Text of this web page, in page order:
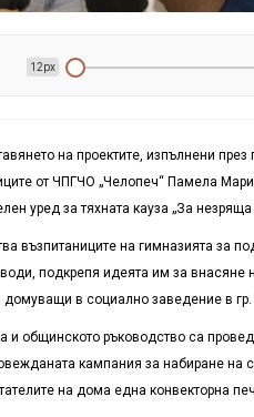
12px
на проектите, изпълнени
от ЧПГЧО „Челопеч“ Памела
уред за тяхната кауза „За
възпитаниците на гимназията за
подкрепя идеята им за внасяне
домуващи в социално заведение в
общинското ръководство са
кампания за набиране на
на дома една конвекторна